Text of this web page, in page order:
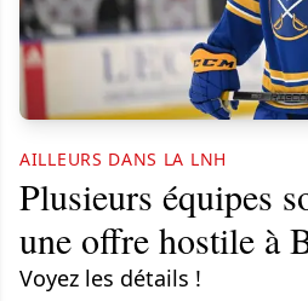
AILLEURS DANS LA LNH
Plusieurs équipes
une offre hostile à
Voyez les détails !